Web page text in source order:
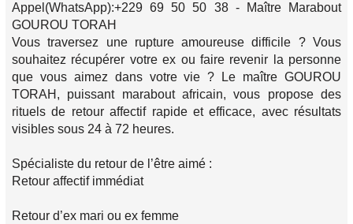
Appel(WhatsApp):+229 69 50 50 38 - Maître Marabout
GOUROU TORAH
Vous traversez une rupture amoureuse difficile ? Vous
souhaitez récupérer votre ex ou faire revenir la personne
que vous aimez dans votre vie ? Le maître GOUROU
TORAH, puissant marabout africain, vous propose des
rituels de retour affectif rapide et efficace, avec résultats
visibles sous 24 à 72 heures.
Spécialiste du retour de l’être aimé :
Retour affectif immédiat
Retour d’ex mari ou ex femme